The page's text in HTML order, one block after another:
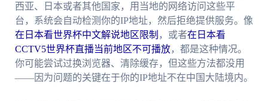
西亚、日本或者其他国家，用当地的网络访问这些平
台，系统会自动检测你的IP地址，然后拒绝提供服务。像
在日本看世界杯中文解说地区限制 ，或者在日本看
CCTV5世界杯直播当前地区不可播放，都是这种情况。
你可能尝试过换浏览器、清除缓存，但这些方法都没用
——因为问题的关键在于你的IP地址不在中国大陆境内。